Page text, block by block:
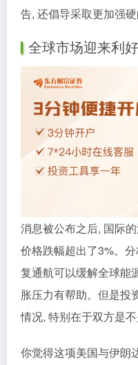
告, 还倡导采取更加强硬
全球市场迎来利好
消息被公布之后, 国际
价格跌幅超出了3%。
复通航可以缓解全球能
胀压力有帮助。但是投
情况, 特别在于双方是
你觉得这项美国与伊朗